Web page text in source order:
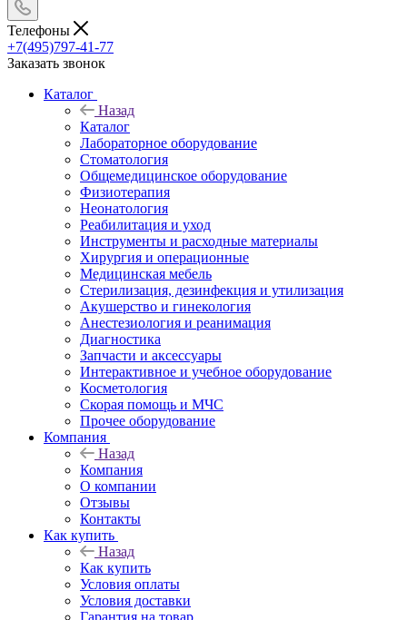
Телефоны
+7(495)797-41-77
Заказать звонок
Каталог
Назад
Каталог
Лабораторное оборудование
Стоматология
Общемедицинское оборудование
Физиотерапия
Неонатология
Реабилитация и уход
Инструменты и расходные материалы
Хирургия и операционные
Медицинская мебель
Стерилизация, дезинфекция и утилизация
Акушерство и гинекология
Анестезиология и реанимация
Диагностика
Запчасти и аксессуары
Интерактивное и учебное оборудование
Косметология
Скорая помощь и МЧС
Прочее оборудование
Компания
Назад
Компания
О компании
Отзывы
Контакты
Как купить
Назад
Как купить
Условия оплаты
Условия доставки
Гарантия на товар